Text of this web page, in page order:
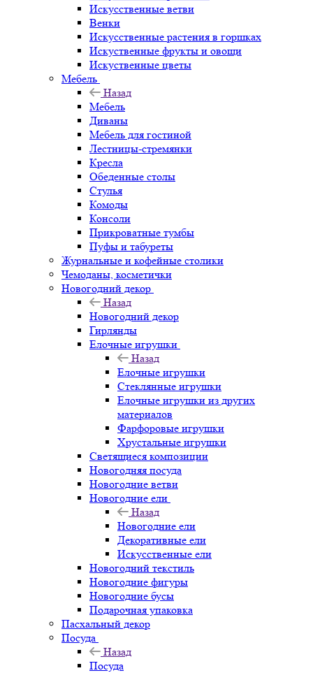
Искусственные ветви
Венки
Искусственные растения в горшках
Искуственные фрукты и овощи
Искуственные цветы
Мебель
Назад
Мебель
Диваны
Мебель для гостиной
Лестницы-стремянки
Кресла
Обеденные столы
Стулья
Комоды
Консоли
Прикроватные тумбы
Пуфы и табуреты
Журнальные и кофейные столики
Чемоданы, косметички
Новогодний декор
Назад
Новогодний декор
Гирлянды
Елочные игрушки
Назад
Елочные игрушки
Стеклянные игрушки
Елочные игрушки из других
материалов
Фарфоровые игрушки
Хрустальные игрушки
Светящиеся композиции
Новогодняя посуда
Новогодние ветви
Новогодние ели
Назад
Новогодние ели
Декоративные ели
Искусственные ели
Новогодний текстиль
Новогодние фигуры
Новогодние бусы
Подарочная упаковка
Пасхальный декор
Посуда
Назад
Посуда